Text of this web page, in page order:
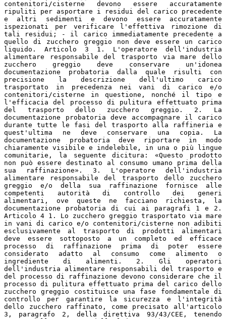
contenitori/cisterne devono essere accuratamente
ripuliti per asportare i residui del carico precedente
e altri sedimenti e devono essere accuratamente
ispezionati per verificare l'effettiva rimozione di
tali residui; - il carico immediatamente precedente a
quello di zucchero greggio non deve essere un carico
liquido. Articolo 3 1. L'operatore dell'industria
alimentare responsabile del trasporto via mare dello
zucchero greggio deve conservare un'idonea
documentazione probatoria dalla quale risulti con
precisione la descrizione dell'ultimo carico
trasportato in precedenza nei vani di carico e/o
contenitori/cisterne in questione, nonché il tipo e
l'efficacia del processo di pulitura effettuato prima
del trasporto dello zucchero greggio. 2. La
documentazione probatoria deve accompagnare il carico
durante tutte le fasi del trasporto alla raffineria e
quest'ultima ne deve conservare una copia. La
documentazione probatoria deve riportare in modo
chiaramente visibile e indelebile, in una o più lingue
comunitarie, la seguente dicitura: «Questo prodotto
non può essere destinato al consumo umano prima della
sua raffinazione». 3. L'operatore dell'industria
alimentare responsabile del trasporto dello zucchero
greggio e/o della sua raffinazione fornisce alle
competenti autorità di controllo dei generi
alimentari, ove queste ne facciano richiesta, la
documentazione probatoria di cui ai paragrafi 1 e 2.
Articolo 4 1. Lo zucchero greggio trasportato via mare
in vani di carico e/o contenitori/cisterne non adibiti
esclusivamente al trasporto di prodotti alimentari
deve essere sottoposto a un completo ed efficace
processo di raffinazione prima di poter essere
considerato adatto al consumo come alimento o
ingrediente di alimenti. 2. Gli operatori
dell'industria alimentare responsabili del trasporto e
del processo di raffinazione devono considerare che il
processo di pulitura effettuato prima del carico dello
zucchero greggio costituisce una fase fondamentale di
controllo per garantire la sicurezza e l'integrità
dello zucchero raffinato, come precisato all'articolo
3, paragrafo 2, della direttiva 93/43/CEE, tenendo